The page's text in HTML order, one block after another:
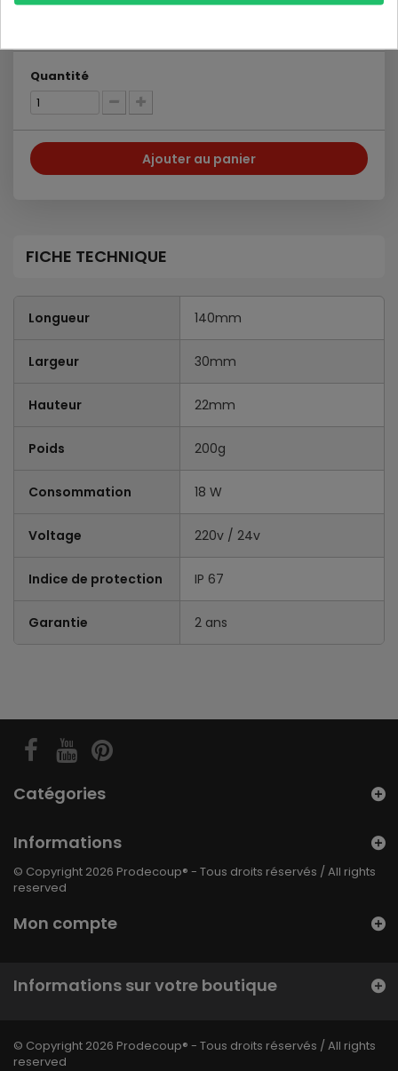
Quantité
Ajouter au panier
FICHE TECHNIQUE
Longueur 140mm
Largeur 30mm
Hauteur 22mm
Poids 200g
Consommation 18 W
Voltage 220v / 24v
Indice de protection IP 67
Garantie 2 ans
Catégories
Informations
© Copyright 2026 Prodecoup® - Tous droits réservés / All rights
reserved
Mon compte
Informations sur votre boutique
© Copyright 2026 Prodecoup® - Tous droits réservés / All rights
reserved